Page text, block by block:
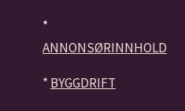
*
ANNONSØRINNHOLD
* BYGGDRIFT